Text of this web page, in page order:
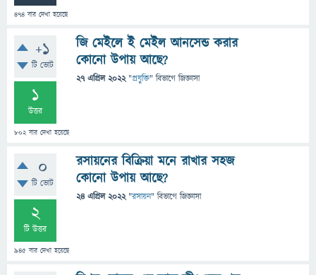
474 বার দেখা হয়েছে
+1
টি ভোট
1
উত্তর
802বার দেখা হয়েছে
জি মেইলে ই মেইল আনসেন্ড করার
কোনো উপায় আছে?
27 এপ্রিল 2022 "প্রযুক্তি" বিভাগে জিজ্ঞাসা
0
টি ভোট
2
টি উত্তর
945 বার দেখা হয়েছে
রসায়নের বিক্রিয়া মনে রাখার সহজ
কোনো উপায় আছে?
24 এপ্রিল 2022 "রসায়ন" বিভাগে জিজ্ঞাসা